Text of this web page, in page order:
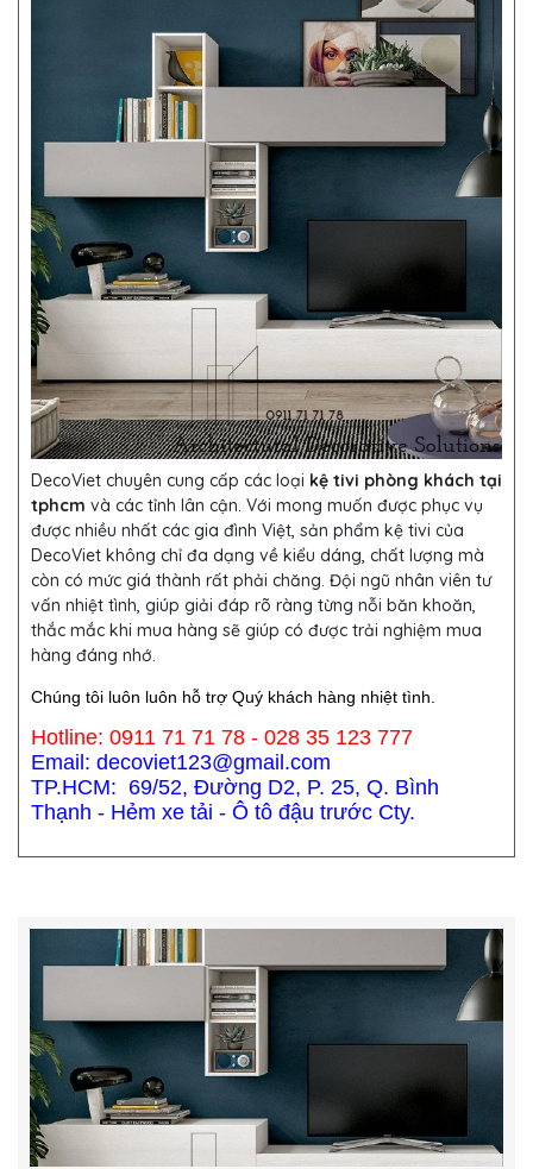
DecoViet chuyên cung cấp các loại kệ tivi phòng khách tại
tphcm và các tỉnh lân cận. Với mong muốn được phục vụ
được nhiều nhất các gia đình Việt, sản phẩm kệ tivi của
DecoViet không chỉ đa dạng về kiểu dáng, chất lượng mà
còn có mức giá thành rất phải chăng. Đội ngũ nhân viên tư
vấn nhiệt tình, giúp giải đáp rõ ràng từng nỗi băn khoăn,
thắc mắc khi mua hàng sẽ giúp có được trải nghiệm mua
hàng đáng nhớ.
Chúng tôi luôn luôn hỗ trợ Quý khách hàng nhiệt tình.
Hotline: 0911 71 71 78 - 028 35 123 777
Email: decoviet123@gmail.com
TP.HCM: 69/52, Đường D2, P. 25, Q. Bình
Thạnh - Hẻm xe tải - Ô tô đậu trước Cty.